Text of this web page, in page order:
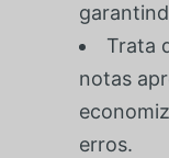
Trata
notas
erros.